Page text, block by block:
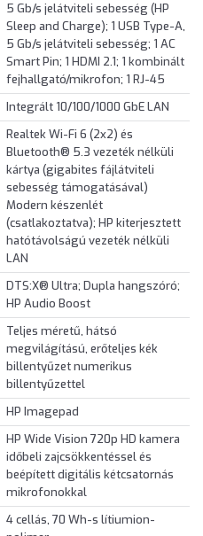
5 Gb/s jelátviteli sebesség (HP
Sleep and Charge); 1 USB Type-A,
5 Gb/s jelátviteli sebesség; 1 AC
Smart Pin; 1 HDMI 2.1; 1 kombinált
fejhallgató/mikrofon; 1 RJ-45
Integrált 10/100/1000 GbE LAN
Realtek Wi-Fi 6 (2x2) és
Bluetooth® 5.3 vezeték nélküli
kártya (gigabites fájlátviteli
sebesség támogatásával)
Modern készenlét
(csatlakoztatva); HP kiterjesztett
hatótávolságú vezeték nélküli
LAN
DTS:X® Ultra; Dupla hangszóró;
HP Audio Boost
Teljes méretű, hátsó
megvilágítású, erőteljes kék
billentyűzet numerikus
billentyűzettel
HP Imagepad
HP Wide Vision 720p HD kamera
időbeli zajcsökkentéssel és
beépített digitális kétcsatornás
mikrofonokkal
4 cellás, 70 Wh-s lítiumion-